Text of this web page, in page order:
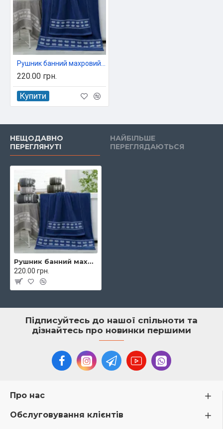
220.00 грн.
Купити
НЕЩОДАВНО
ПЕРЕГЛЯНУТІ
НАЙБІЛЬШЕ
ПЕРЕГЛЯДАЮТЬСЯ
Рушник банний махровий 70х140 Colorful 506-6 A
220.00 грн.
Підписуйтесь до нашої спільноти та
дізнайтесь про новинки першими
Про нас
Обслуговування клієнтів